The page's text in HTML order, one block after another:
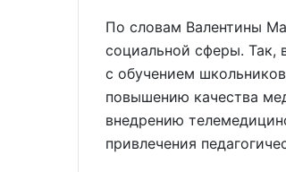
По словам Валентины
социальной сферы. Так,
с обучением
повышению качества
внедрению
привлечения